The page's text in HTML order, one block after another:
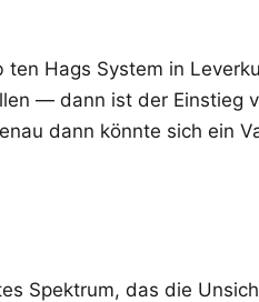
Hags System in
— dann ist der Einstieg
dann könnte sich ein
Spektrum, das die